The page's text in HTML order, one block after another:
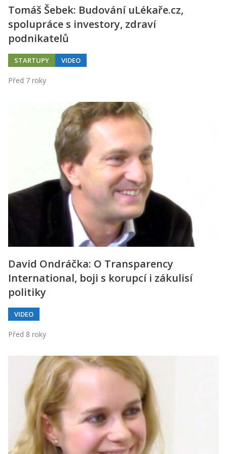
Tomáš Šebek: Budování uLékaře.cz,
spolupráce s investory, zdraví
podnikatelů
STARTUPY VIDEO
Před 7 roky
David Ondráčka: O Transparency
International, boji s korupcí i zákulisí
politiky
VIDEO
Před 8 roky